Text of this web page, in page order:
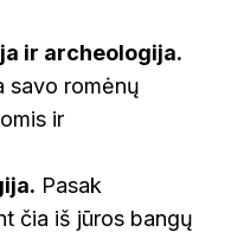
ir archeologija.
savo romėnų
ir
Pasak
čia iš jūros bangų